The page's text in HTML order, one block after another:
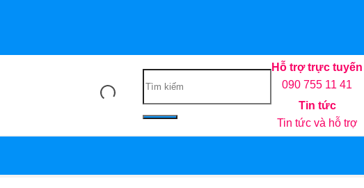
Hỗ trợ trực tuyến
090 755 11 41
Tin tức
Tin tức và hỗ trợ